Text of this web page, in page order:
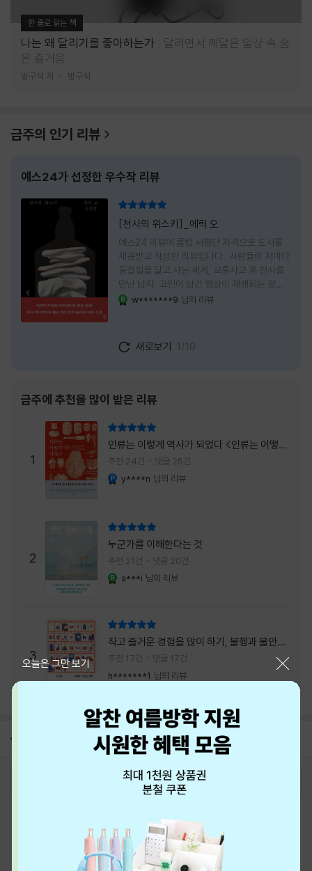
한 줄로 읽는 책
나는 왜 달리기를 좋아하는가
달리면서 깨달은 일상 속 숨
은 즐거움
방구석 저 방구석
금주의 인기 리뷰
예스24가 선정한 우수작 리뷰
[천사의 위스키]_에릭 오
예스24 리뷰어 클럽 서평단 자격으로 도서를
제공받고 작성한 리뷰입니다 사람들이 저마다
등껍질을 달고 사는 세계, 교통사고 후 천사를
만난 남자, 고인이 남긴 영상이 재생되는 장례
식장에서 똥을 싼 개. 이 책에는 몇 줄만 읽어도
넘어가 있었다. 소설을 읽으면서 잘 만든 단편
애니메이션 여러 편을 차례로 보는 기분이 들었
선명하게 그려졌고, 한 편이 끝날 때마다 질문
이 뒤따라왔다. 감출 수 없는 세계는 더 다정할
까 「등껍질」의 세계에서 사람들은 저마다 다른
등껍질을 달고 살아간다. 몸의 일부이면서 한
사람을 표현하는 수단
w*******9 님의 리뷰
새로보기 1/10
금주에 추천을 많이 받은 리뷰
1
인류는 이렇게 역사가 되었다 <인류는 어떻게
역사가 되었나>
추천 24건 댓글 25건
y****n 님의 리뷰
2
누군가를 이해한다는 것
추천 21건 댓글 20건
a***i 님의 리뷰
3
작고 즐거운 경험을 많이 하기, 불행과 불안을
회피하지 말기, 그리고 좋은 사람을 많이 만나
기.
추천 17건
댓글 17건
h*******1 님의 리뷰
공지 26년 NBCI 수상 안내
오늘은 그만 보기
최근 본 상품
eBook 1:1문의/채팅상담
예스이십사(주) 사업자 정보
이용약관
개인정보처리방침 청소년보호정책